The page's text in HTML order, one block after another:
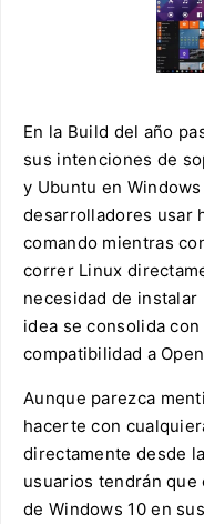
En la Build del año
sus intenciones de
y Ubuntu en
desarrolladores usar
comando mientras
correr Linux
necesidad de
idea se consolida
compatibilidad a
Aunque parezca
hacerte con
directamente desde
usuarios tendrán
de Windows 10 en